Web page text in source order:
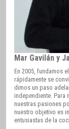
Mar Gavilán y
En 2005, fundamos
rápidamente se
dimos un paso
independiente.
nuestras pasiones
nuestro objetivo es
entusiastas de la